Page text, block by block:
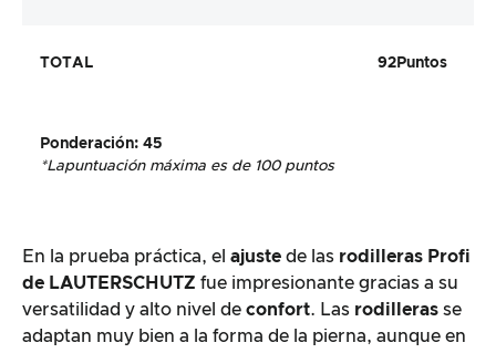
TOTAL 92Puntos
Ponderación: 45
*Lapuntuación máxima es de 100 puntos
En la prueba práctica, el ajuste de las rodilleras Profi
de LAUTERSCHUTZ fue impresionante gracias a su
versatilidad y alto nivel de confort. Las rodilleras se
adaptan muy bien a la forma de la pierna, aunque en